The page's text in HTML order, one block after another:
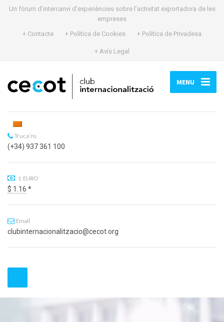
Un fòrum d’intercanvi d’experiències sobre l’activitat exportadora de les
empreses
+ Contacte
+ Política de Cookies + Política de Privadesa
+ Avís Legal
MENU
Truca'ns
(+34) 937 361 100
1 EURO
$ 1.16 *
Email
clubinternacionalitzacio@cecot.org